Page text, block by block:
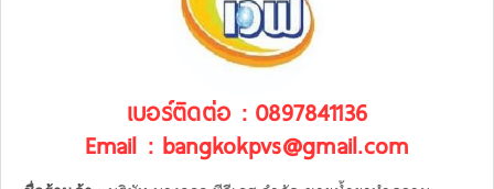
เบอร์ติดต่อ : 0897841136
Email : bangkokpvs@gmail.com